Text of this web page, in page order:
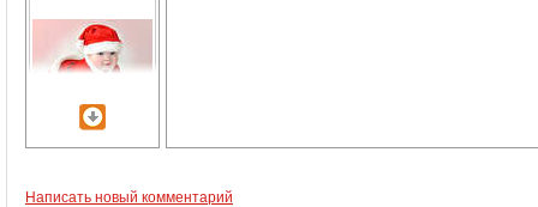
Написать новый комментарий